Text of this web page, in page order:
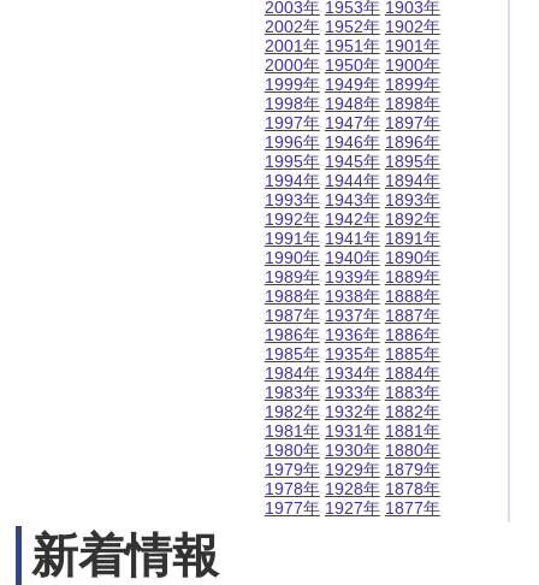
2003年
2002年
2001年
2000年
1999年
1998年
1997年
1996年
1995年
1994年
1993年
1992年
1991年
1990年
1989年
1988年
1987年
1986年
1985年
1984年
1983年
1982年
1981年
1980年
1979年
1978年
1977年
1953年
1952年
1951年
1950年
1949年
1948年
1947年
1946年
1945年
1944年
1943年
1942年
1941年
1940年
1939年
1938年
1937年
1936年
1935年
1934年
1933年
1932年
1931年
1930年
1929年
1928年
1927年
1903年
1902年
1901年
1900年
1899年
1898年
1897年
1896年
1895年
1894年
1893年
1892年
1891年
1890年
1889年
1888年
1887年
1886年
1885年
1884年
1883年
1882年
1881年
1880年
1879年
1878年
1877年
新着情報